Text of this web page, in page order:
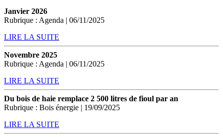
Janvier 2026
Rubrique : Agenda | 06/11/2025
LIRE LA SUITE
Novembre 2025
Rubrique : Agenda | 06/11/2025
LIRE LA SUITE
Du bois de haie remplace 2 500 litres de fioul par an
Rubrique : Bois énergie | 19/09/2025
LIRE LA SUITE